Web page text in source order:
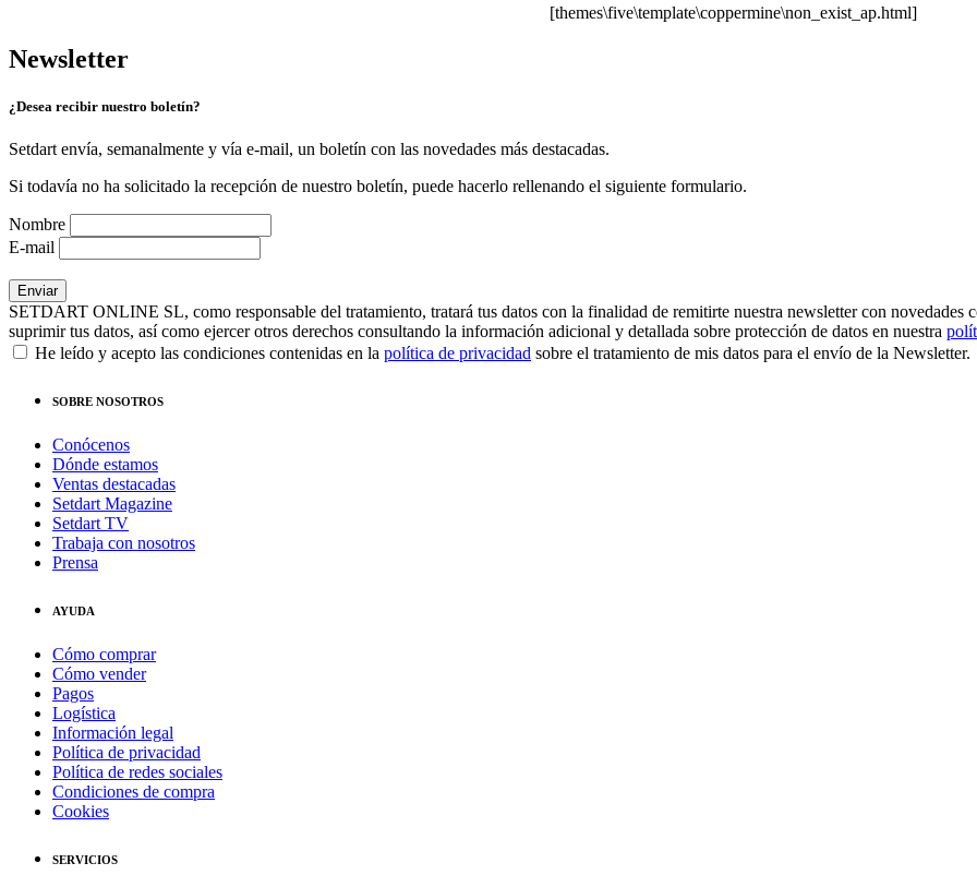
[themes\five\template\coppermine\non_exist_ap.html]
Newsletter
¿Desea recibir nuestro boletín?
Setdart envía, semanalmente y vía e-mail, un boletín con las novedades más destacadas.
Si todavía no ha solicitado la recepción de nuestro boletín, puede hacerlo rellenando el siguiente formulario.
Nombre
E-mail
SETDART ONLINE SL, como responsable del tratamiento, tratará tus datos con la finalidad de remitirte nuestra newsletter con novedades
suprimir tus datos, así como ejercer otros derechos consultando la información adicional y detallada sobre protección de datos en nuestra
He leído y acepto las condiciones contenidas en la política de privacidad sobre el tratamiento de mis datos para el envío de la Newsletter.
SOBRE NOSOTROS
Conócenos
Dónde estamos
Ventas destacadas
Setdart Magazine
Setdart TV
Trabaja con nosotros
Prensa
AYUDA
Cómo comprar
Cómo vender
Pagos
Logística
Información legal
Política de privacidad
Política de redes sociales
Condiciones de compra
Cookies
SERVICIOS